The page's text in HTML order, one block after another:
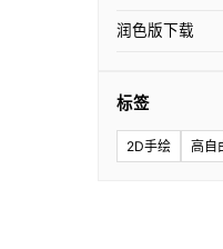
润色版下载
标签
2D手绘 高自